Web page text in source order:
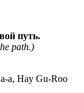
путь.
path.)
a, Hay Gu-Roo